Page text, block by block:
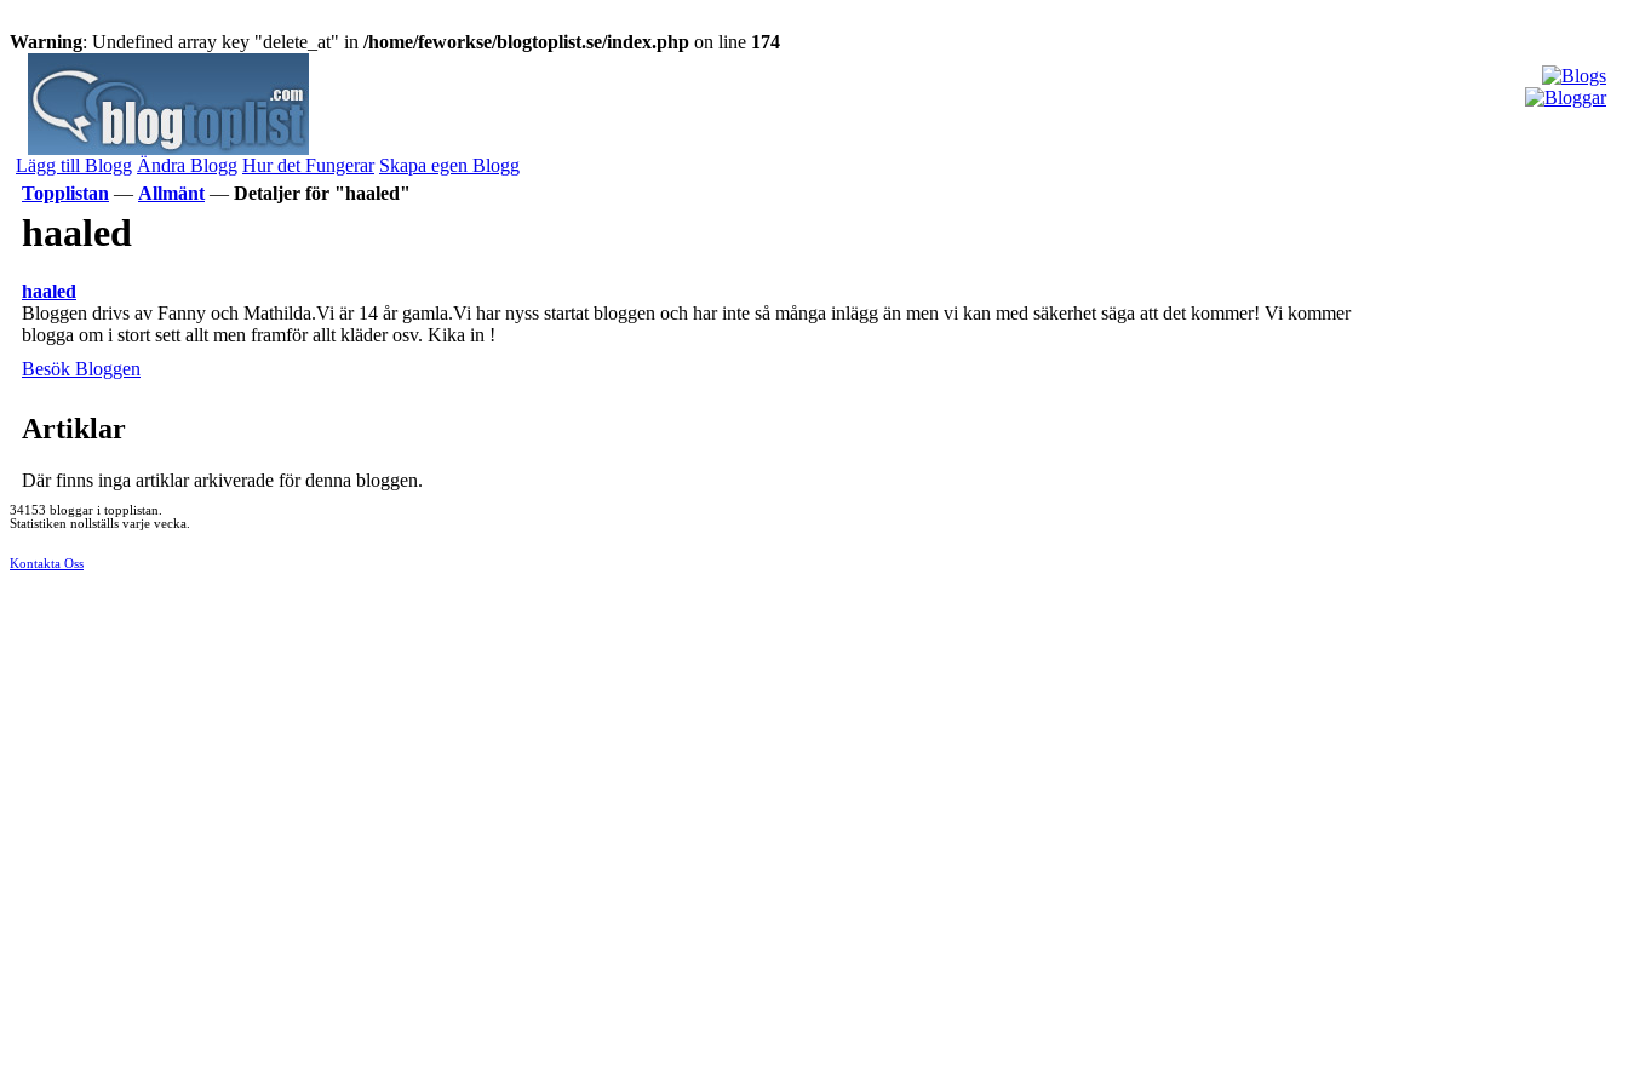
Warning: Undefined array key "delete_at" in /home/feworkse/blogtoplist.se/index.php on line 174
Lägg till Blogg Ändra Blogg Hur det Fungerar Skapa egen Blogg
Topplistan — Allmänt — Detaljer för "haaled"
haaled
haaled
Bloggen drivs av Fanny och Mathilda.Vi är 14 år gamla.Vi har nyss startat bloggen och har inte så många inlägg än men vi kan med säkerhet säga att det kommer! Vi kommer
blogga om i stort sett allt men framför allt kläder osv. Kika in !
Besök Bloggen
Artiklar
Där finns inga artiklar arkiverade för denna bloggen.
34153 bloggar i topplistan.
Statistiken nollställs varje vecka.
Kontakta Oss